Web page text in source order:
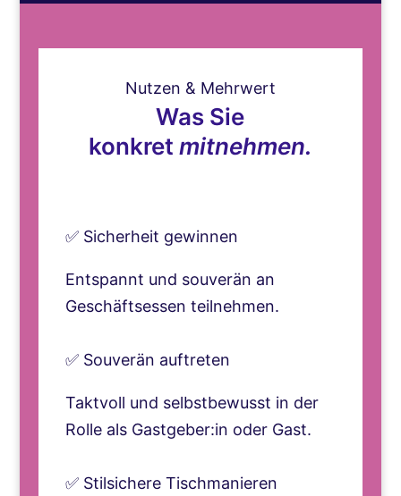
Nutzen & Mehrwert
Was Sie
konkret mitnehmen.
✅ Sicherheit gewinnen
Entspannt und souverän an
Geschäftsessen teilnehmen.
✅ Souverän auftreten
Taktvoll und selbstbewusst in der
Rolle als Gastgeber:in oder Gast.
✅ Stilsichere Tischmanieren